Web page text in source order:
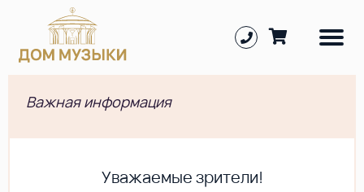
Важная информация
Уважаемые зрители!